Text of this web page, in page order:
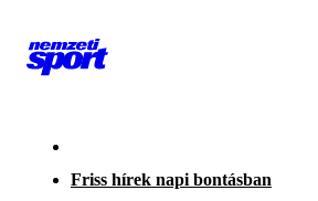
Friss hírek napi bontásban